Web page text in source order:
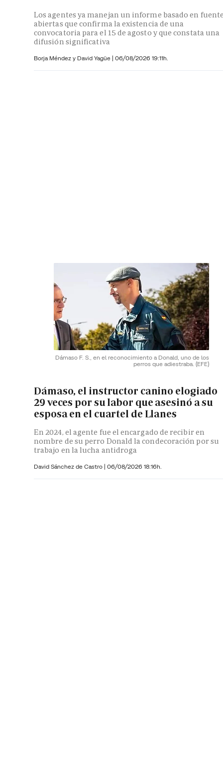
Los agentes ya manejan un informe basado en
abiertas que confirma la existencia de una
convocatoria para el 15 de agosto y que constata una
difusión significativa
Borja Méndez y David Yagüe | 06/08/2026 19:11h.
Dámaso F. S., en el reconocimiento a Donald, uno de los
perros que adiestraba. (EFE)
Dámaso, el instructor canino elogiado
29 veces por su labor que asesinó a su
esposa en el cuartel de Llanes
En 2024, el agente fue el encargado de recibir en
nombre de su perro Donald la condecoración por su
trabajo en la lucha antidroga
David Sánchez de Castro | 06/08/2026 18:16h.